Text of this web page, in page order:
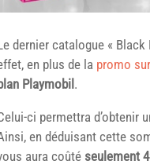
dernier catalogue « Black
en plus de la promo
Playmobil.
ci permettra d’obtenir
en déduisant cette
aura coûté seulement